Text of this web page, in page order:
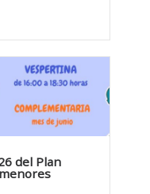
del Plan